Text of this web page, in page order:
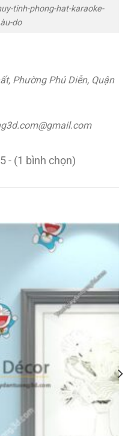
tinh-phong-hat-karaoke-
do
Phường Phú Diễn, Quận
- (1 bình chọn)